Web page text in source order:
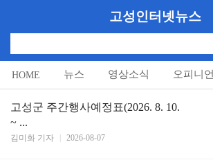
고성인터넷뉴스
HOME 뉴스 영상소식 오피니언
알림마당
고성군 주간행사예정표(2026. 8. 10.
~ ...
김미화 기자 2026-08-07